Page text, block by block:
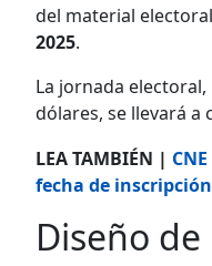
del material
2025.
La jornada
dólares, se llevará a
LEA TAMBIÉN |
fecha de inscripción
Diseño